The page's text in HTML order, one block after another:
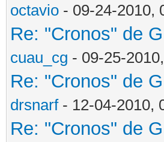
octavio - 09-24-2010,
Re: "Cronos" de
cuau_cg - 09-25-
Re: "Cronos" de
drsnarf- 12-04-2010,
Re: "Cronos" de